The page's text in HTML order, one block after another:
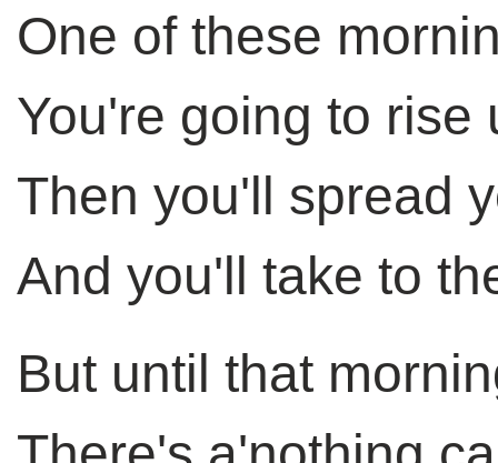
One of these
You're going to rise
Then you'll spread
And you'll take to
But until that